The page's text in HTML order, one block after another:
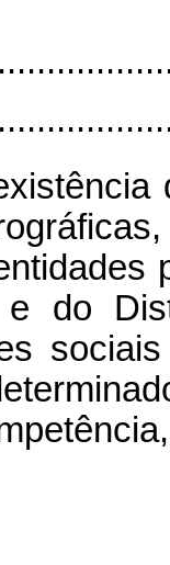
e do